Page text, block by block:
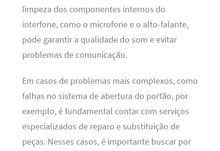
limpeza dos componentes internos do
interfone, como o microfone e o alto-falante,
pode garantir a qualidade do som e evitar
problemas de comunicação.
Em casos de problemas mais complexos, como
falhas no sistema de abertura do portão, por
exemplo, é fundamental contar com serviços
especializados de reparo e substituição de
peças. Nesses casos, é importante buscar por